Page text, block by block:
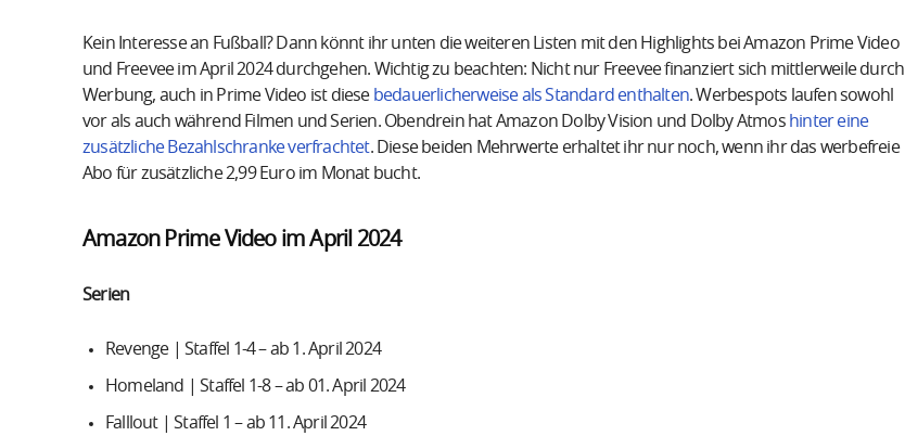
Kein Interesse an Fußball? Dann könnt ihr unten die weiteren Listen mit den Highlights bei Amazon Prime Video
und Freevee im April 2024 durchgehen. Wichtig zu beachten: Nicht nur Freevee finanziert sich mittlerweile durch
Werbung, auch in Prime Video ist diese bedauerlicherweise als Standard enthalten. Werbespots laufen sowohl
vor als auch während Filmen und Serien. Obendrein hat Amazon Dolby Vision und Dolby Atmos hinter eine
zusätzliche Bezahlschranke verfrachtet. Diese beiden Mehrwerte erhaltet ihr nur noch, wenn ihr das werbefreie
Abo für zusätzliche 2,99 Euro im Monat bucht.
Amazon Prime Video im April 2024
Serien
Revenge | Staffel 1-4 – ab 1. April 2024
Homeland | Staffel 1-8 – ab 01. April 2024
Falllout | Staffel 1 – ab 11. April 2024